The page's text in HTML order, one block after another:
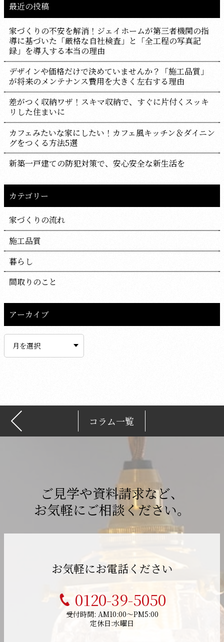
最近の投稿
家づくりの不安を解消！ジェイホームが第三者機関の指
導に基づいた「厳格な自社検査」と「全工程の写真記
録」を導入する本当の理由
デザインや価格だけで決めていませんか？「施工品質」
が将来のメンテナンス費用を大きく左右する理由
差がつく収納ワザ！スキマ収納で、すぐに片付くスッキ
リした住まいに
カフェみたいな家にしたい！カフェ風キッチン＆ダイニン
グをつくる方法5選
新築一戸建ての防犯対策で、安心安全な新生活を
カテゴリー
家づくりの流れ
施工品質
暮らし
間取りのこと
アーカイブ
イ
コラム一覧
ご見学や資料請求など、
お気軽にご相談ください。
お気軽にお電話ください
0120-39-5050
受付時間: AM10:00～PM5:00
定休日:水曜日